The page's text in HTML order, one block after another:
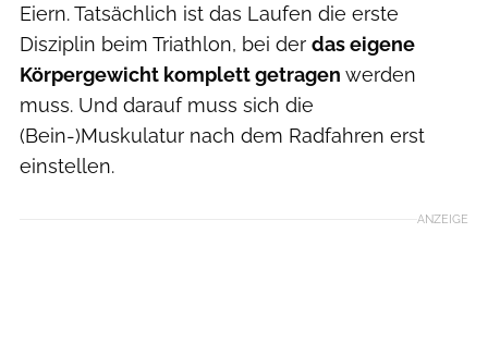
Eiern. Tatsächlich ist das Laufen die erste
Disziplin beim Triathlon, bei der das eigene
Körpergewicht komplett getragen werden
muss. Und darauf muss sich die
(Bein-)Muskulatur nach dem Radfahren erst
einstellen.
ANZEIGE